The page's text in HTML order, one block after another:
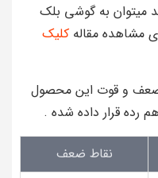
میتوان به گوشی بلک
کلیک
ضعف و قوت این محصول
رده قرار داده شده .
نقاط ضعف